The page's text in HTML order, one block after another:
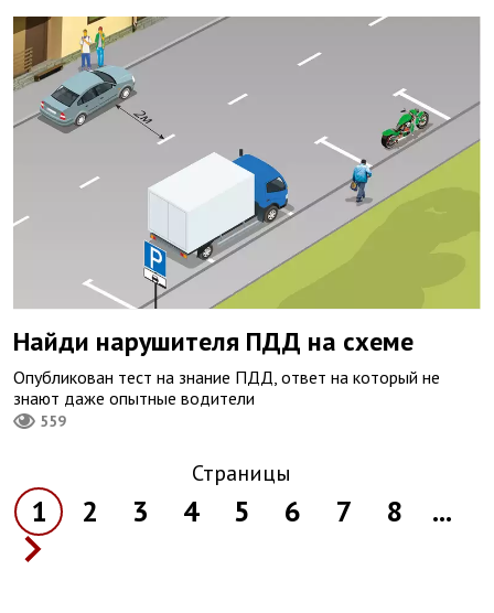
Найди нарушителя ПДД на схеме
Опубликован тест на знание ПДД, ответ на который не
знают даже опытные водители
559
Страницы
1 2 3 4 5 6 7 8 ...